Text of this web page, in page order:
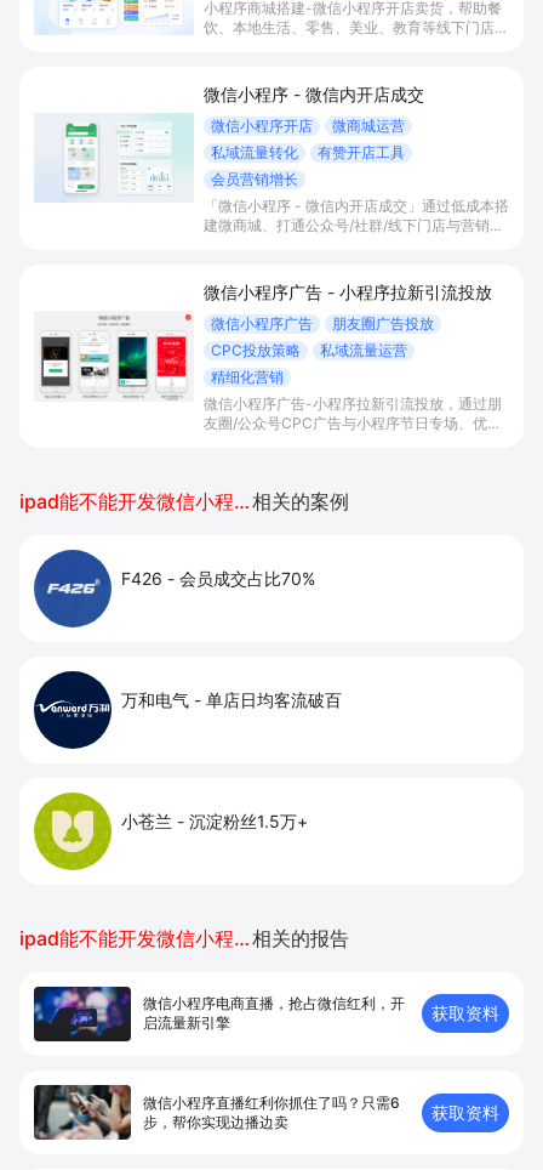
小程序商城搭建-微信小程序开店卖货，帮助餐
饮、本地生活、零售、美业、教育等线下门店及
沉淀自有流量、提升成交与复购。
微信小程序 - 微信内开店成交
微信小程序开店
微商城运营
私域流量转化
有赞开店工具
会员营销增长
「微信小程序 - 微信内开店成交」通过低成本搭
建微商城、打通公众号/社群/线下门店与营销工
收。
微信小程序广告 - 小程序拉新引流投放
微信小程序广告
朋友圈广告投放
CPC投放策略
私域流量运营
精细化营销
微信小程序广告-小程序拉新引流投放，通过朋
友圈/公众号CPC广告与小程序节日专场、优惠
ipad能不能开发微信小程序相关的案例
F426 - 会员成交占比70%
万和电气 - 单店日均客流破百
小苍兰 - 沉淀粉丝1.5万+
ipad能不能开发微信小程序相关的报告
微信小程序电商直播，抢占微信红利，开
启流量新引擎
获取资料
微信小程序直播红利你抓住了吗？只需6
步，帮你实现边播边卖
获取资料